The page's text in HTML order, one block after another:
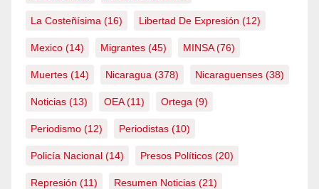
La Costeñísima (16) Libertad De Expresión (12)
Mexico (14) Migrantes (45) MINSA(76)
Muertes (14) Nicaragua (378) Nicaraguenses (38)
Noticias (13) OEA(11) Ortega (9)
Periodismo (12) Periodistas (10)
Policía Nacional (14) Presos Políticos (20)
Represión (11) Resumen Noticias (21)